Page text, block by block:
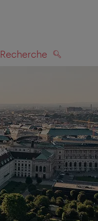
Recherche